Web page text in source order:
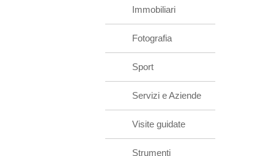
Immobiliari
Fotografia
Sport
Servizi e Aziende
Visite guidate
Strumenti